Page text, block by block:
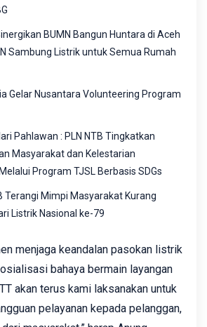
BUMN Bangun Huntara di Aceh
Sambung Listrik untuk Semua Rumah
Gelar Nusantara Volunteering Program
Pahlawan : PLN NTB Tingkatkan
Masyarakat dan Kelestarian
Program TJSL Berbasis SDGs
Terangi Mimpi Masyarakat Kurang
Listrik Nasional ke-79
menjaga keandalan pasokan listrik
bahaya bermain layangan
akan terus kami laksanakan untuk
pelayanan kepada pelanggan,